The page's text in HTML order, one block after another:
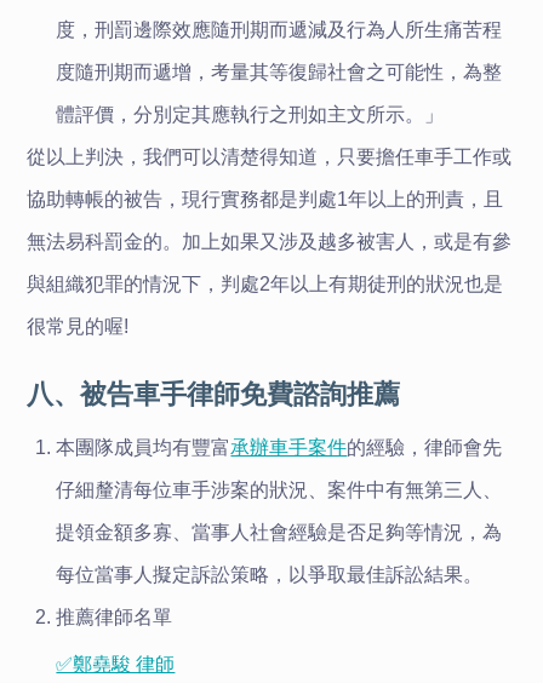
度，刑罰邊際效應隨刑期而遞減及行為人所生痛苦程
度隨刑期而遞增，考量其等復歸社會之可能性，為整
體評價，分別定其應執行之刑如主文所示。」
從以上判決，我們可以清楚得知道，只要擔任車手工作或
協助轉帳的被告，現行實務都是判處1年以上的刑責，且
無法易科罰金的。加上如果又涉及越多被害人，或是有參
與組織犯罪的情況下，判處2年以上有期徒刑的狀況也是
很常見的喔!
八、被告車手律師免費諮詢推薦
本團隊成員均有豐富承辦車手案件的經驗，律師會先
仔細釐清每位車手涉案的狀況、案件中有無第三人、
提領金額多寡、當事人社會經驗是否足夠等情況，為
每位當事人擬定訴訟策略，以爭取最佳訴訟結果。
推薦律師名單
✅鄭堯駿 律師